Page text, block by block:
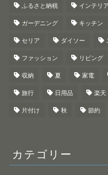
ふるさと納税 インテリア
ガーデニング キッチン
セリア ダイソー
ファッション リビング
収納 夏 家電
旅行 日用品 楽天
片付け 秋 節約
カテゴリー